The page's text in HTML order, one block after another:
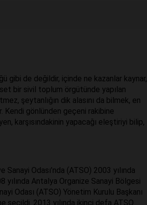
gibi de değildir, içinde ne kazanlar kaynar,
bir sivil toplum örgütünde yapılan
şeytanlığın dik alasını da bilmek, en
gönlünden geçeni rakibine
karşısındakinin yapacağı eleştiriyi bilip,
Odası’nda (ATSO) 2003 yılında
yılında Antalya Organize Sanayi Bölgesi
Odası (ATSO) Yönetim Kurulu Başkanı
seçildi. 2013 yılında ikinci defa ATSO